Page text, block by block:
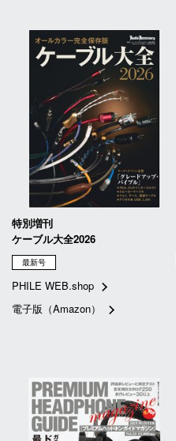
特別増刊
ケーブル大全2026
最新号
PHILE WEB.shop
電子版（Amazon）